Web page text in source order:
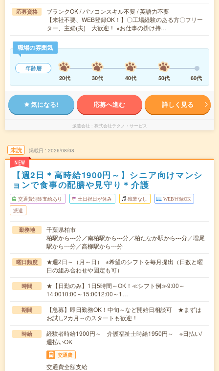
応募資格
ブランクOK / パソコンスキル不要 / 英語力不要
【来社不要、WEB登録OK！】〇工場経験のある方〇フリー
ター、主婦(夫) 大歓迎！ ※お仕事の掛け持…
職場の雰囲気
年齢層
20代
30代 40代 50代 60代
気になる! 応募へ進む 詳しく見る
派遣会社 株式会社テクノ・サービス
未読
NEW
掲載日 2026/08/08
【週2日＊高時給1900円～】シニア向けマンシ
ョンで食事の配膳や見守り＊介護
交通費別途支給あり 土日祝日が休み 残業なし WEB登録OK
派遣
勤務地
千葉県柏市
柏駅から---分／南柏駅から---分／柏たなか駅から---分／増尾
駅から---分／高柳駅から---分
曜日頻度
★週2日～（月～日） ※希望のシフトを毎月提出（日数と曜
日の組み合わせや固定も可）
時間
★【日勤のみ】1日5時間～OK！≪シフト例≫9:00～
14:0010:00～15:0012:00～1…
期間
【急募】即日勤務OK！中旬～など開始日相談可 ★まずは
お試し2カ月～のスタートも歓迎！
時給
経験者時給1900円～ 介護福祉士時給1950円～ ※日払い/
週払いOK
交通費
交通費全額支給